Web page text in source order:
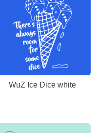
WuZ Ice Dice white